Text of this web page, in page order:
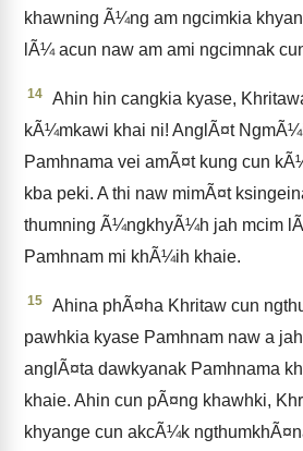
khawning Ã¼ng am ngcimkia
lÃ¼ acun naw am ami ngcimnak
14
Ahin hin cangkia kyase,
kÃ¼mkawi khai ni! AnglÃ¤t
Pamhnama vei amÃ¤t kung cun
kba peki. A thi naw mimÃ¤t
thumning Ã¼ngkhyÃ¼h jah mcim
Pamhnam mi khÃ¼ih khaie.
15
Ahina phÃ¤ha Khritaw cun
pawhkia kyase Pamhnam naw a
anglÃ¤ta dawkyanak Pamhnama
khaie. Ahin cun pÃ¤ng khawhki,
khyange cun akcÃ¼k